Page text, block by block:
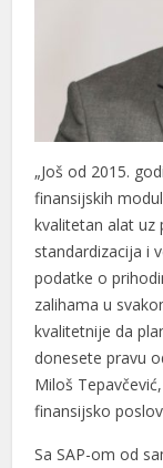
„Još od 2015.
finansijskih
kvalitetan alat uz
standardizacija i
podatke o
zalihama u
kvalitetnije da
donesete pravu
Miloš
finansijsko
Sa SAP-om od